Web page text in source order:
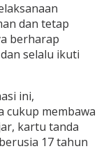
dan tetap
berharap
selalu ikuti
ini,
cukup membawa
kartu tanda
17 tahun